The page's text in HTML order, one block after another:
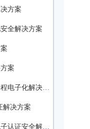
方案
全解决方案
案
保险行业业务全程电子化解决方案
解决方案
智慧医院移动电子认证安全解决方案